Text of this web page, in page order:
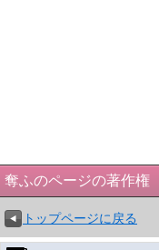
奪ふのページの著作権
トップページに戻る